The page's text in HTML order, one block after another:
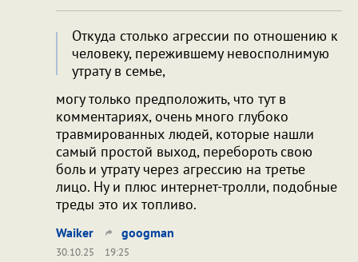
Откуда столько агрессии по отношению к
человеку, пережившему невосполнимую
утрату в семье,
могу только предположить, что тут в
комментариях, очень много глубоко
травмированных людей, которые нашли
самый простой выход, перебороть свою
боль и утрату через агрессию на третье
лицо. Ну и плюс интернет-тролли, подобные
треды это их топливо.
Waiker googman
30.10.25
19:25